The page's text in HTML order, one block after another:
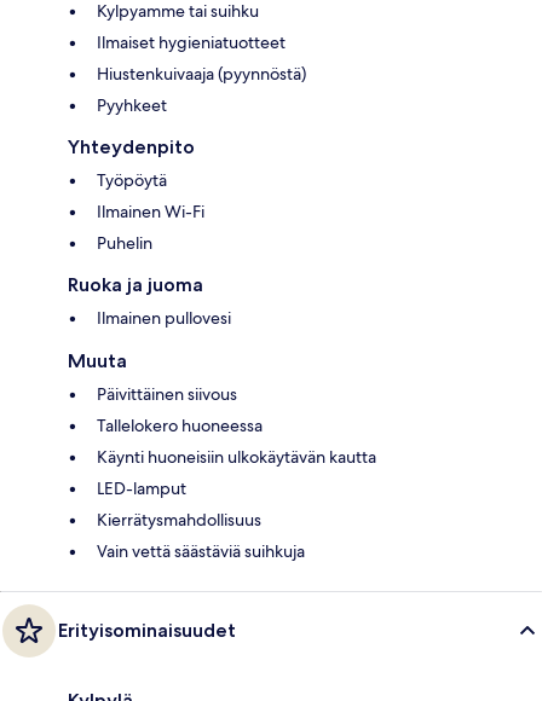
Kylpyamme tai suihku
Ilmaiset hygieniatuotteet
Hiustenkuivaaja (pyynnöstä)
Pyyhkeet
Yhteydenpito
Työpöytä
Ilmainen Wi-Fi
Puhelin
Ruoka ja juoma
Ilmainen pullovesi
Muuta
Päivittäinen siivous
Tallelokero huoneessa
Käynti huoneisiin ulkokäytävän kautta
LED-lamput
Kierrätysmahdollisuus
Vain vettä säästäviä suihkuja
Erityisominaisuudet